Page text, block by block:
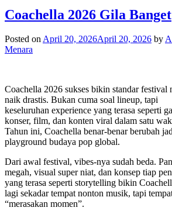
Coachella 2026 Gila Banget
Posted onApril 20, 2026April 20, 2026 by
Menara
Coachella 2026 sukses bikin standar festival
naik drastis. Bukan cuma soal lineup, tapi
keseluruhan experience yang terasa seperti
konser, film, dan konten viral dalam satu
Tahun ini, Coachella benar-benar berubah
playground budaya pop global.
Dari awal festival, vibes-nya sudah beda.
megah, visual super niat, dan konsep tiap
yang terasa seperti storytelling bikin
lagi sekadar tempat nonton musik, tapi
“merasakan momen”.